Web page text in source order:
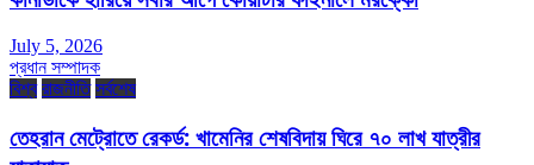
July 5, 2026
প্রধান সম্পাদক
বিশ্ব রাজনীতি সর্বশেষ
তেহরান মেট্রোতে রেকর্ড: খামেনির শেষবিদায় ঘিরে ৭০ লাখ যাত্রীর